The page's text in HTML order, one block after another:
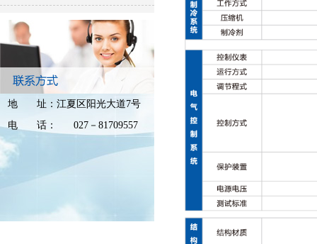
地 址： 江夏区阳光大道7号
电
话： 027－81709557